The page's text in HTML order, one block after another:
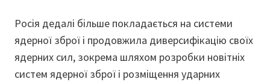
Росія дедалі більше покладається на системи
ядерної зброї і продовжила диверсифікацію своїх
ядерних сил, зокрема шляхом розробки новітніх
систем ядерної зброї і розміщення ударних